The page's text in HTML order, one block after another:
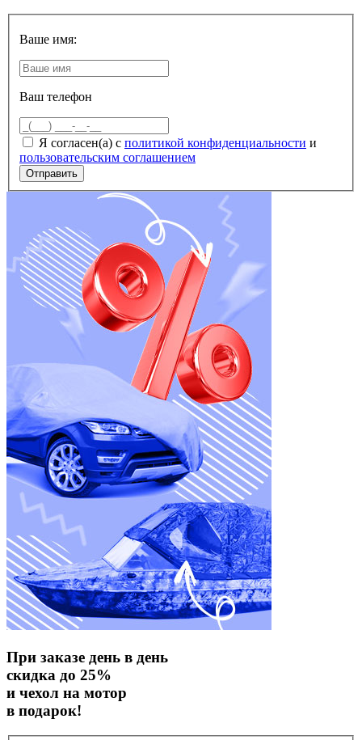
Ваше имя:
Ваш телефон
Я согласен(а) с политикой конфиденциальности и
пользовательским соглашением
При заказе день в день
скидка до 25%
и чехол на мотор
в подарок!